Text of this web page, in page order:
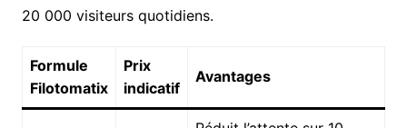
20 000 visiteurs quotidiens.
Formule
Filotomatix
Prix
indicatif
Avantages